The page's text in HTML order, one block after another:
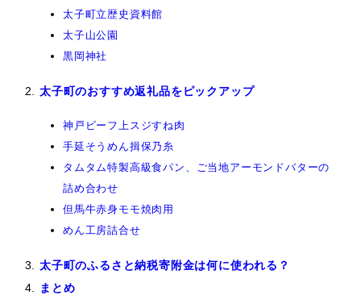
太子町立歴史資料館
太子山公園
黒岡神社
太子町のおすすめ返礼品をピックアップ
神戸ビーフ上スジすね肉
手延そうめん揖保乃糸
タムタム特製高級食パン、ご当地アーモンドバターの
詰め合わせ
但馬牛赤身モモ焼肉用
めん工房詰合せ
太子町のふるさと納税寄附金は何に使われる？
まとめ